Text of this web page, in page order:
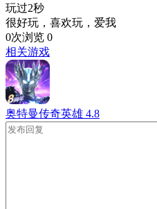
玩过2秒
很好玩，喜欢玩，爱我
0次浏览 0
相关游戏
奥特曼传奇英雄 4.8